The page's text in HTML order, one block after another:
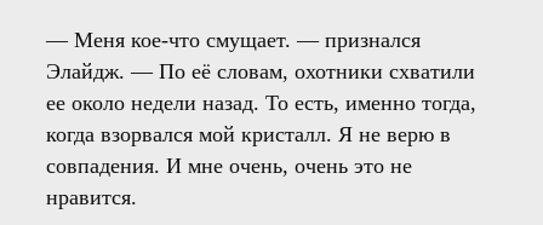
— Меня кое-что смущает. — признался
Элайдж. — По её словам, охотники схватили
ее около недели назад. То есть, именно тогда,
когда взорвался мой кристалл. Я не верю в
совпадения. И мне очень, очень это не
нравится.